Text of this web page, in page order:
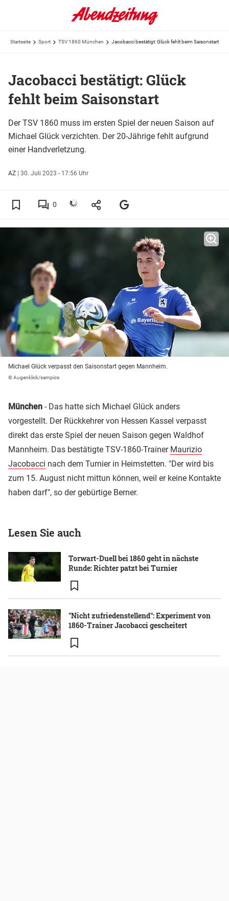
Startseite Sport TSV 1860 München Jacobacci bestätigt: Glück fehlt beim Saisonstart
Jacobacci bestätigt: Glück
fehlt beim Saisonstart
Der TSV 1860 muss im ersten Spiel der neuen Saison auf
Michael Glück verzichten. Der 20-Jährige fehlt aufgrund
einer Handverletzung.
AZ | 30. Juli 2023 - 17:56 Uhr
0
Michael Glück verpasst den Saisonstart gegen Mannheim.
© Augenklick/sampics
München - Das hatte sich Michael Glück anders
vorgestellt. Der Rückkehrer von Hessen Kassel verpasst
direkt das erste Spiel der neuen Saison gegen Waldhof
Mannheim. Das bestätigte TSV-1860-Trainer Maurizio
Jacobacci nach dem Turnier in Heimstetten. "Der wird bis
zum 15. August nicht mittun können, weil er keine Kontakte
haben darf", so der gebürtige Berner.
Lesen Sie auch
Torwart-Duell bei 1860 geht in nächste
Runde: Richter patzt bei Turnier
"Nicht zufriedenstellend": Experiment von
1860-Trainer Jacobacci gescheitert